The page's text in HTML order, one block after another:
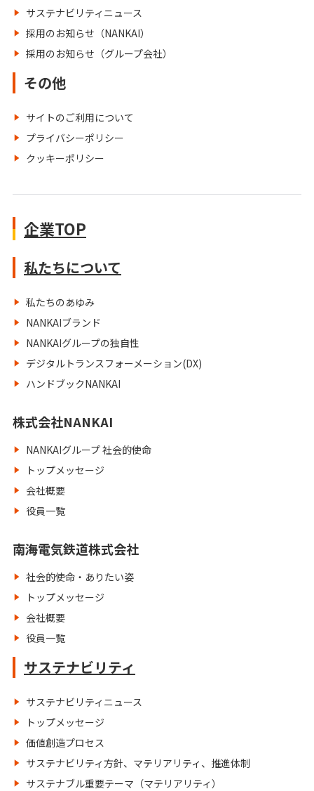
サステナビリティニュース
採用のお知らせ（NANKAI）
採用のお知らせ（グループ会社）
その他
サイトのご利用について
プライバシーポリシー
クッキーポリシー
企業TOP
私たちについて
私たちのあゆみ
NANKAIブランド
NANKAIグループの独自性
デジタルトランスフォーメーション(DX)
ハンドブックNANKAI
株式会社NANKAI
NANKAIグループ 社会的使命
トップメッセージ
会社概要
役員一覧
南海電気鉄道株式会社
社会的使命・ありたい姿
トップメッセージ
会社概要
役員一覧
サステナビリティ
サステナビリティニュース
トップメッセージ
価値創造プロセス
サステナビリティ方針、マテリアリティ、推進体制
サステナブル重要テーマ（マテリアリティ）